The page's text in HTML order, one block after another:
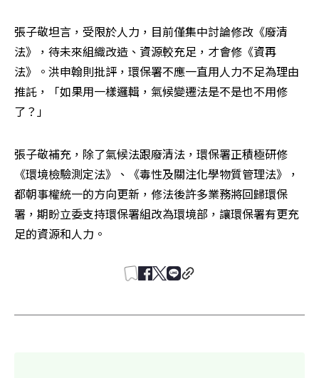
張子敬坦言，受限於人力，目前僅集中討論修改《廢清
法》，待未來組織改造、資源較充足，才會修《資再
法》。洪申翰則批評，環保署不應一直用人力不足為理由
推託，「如果用一樣邏輯，氣候變遷法是不是也不用修
了？」
張子敬補充，除了氣候法跟廢清法，環保署正積極研修
《環境檢驗測定法》、《毒性及關注化學物質管理法》，
都朝事權統一的方向更新，修法後許多業務將回歸環保
署，期盼立委支持環保署組改為環境部，讓環保署有更充
足的資源和人力。